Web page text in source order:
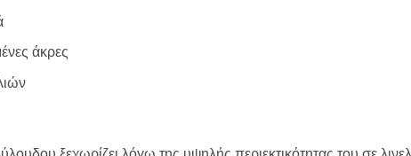
άκρες